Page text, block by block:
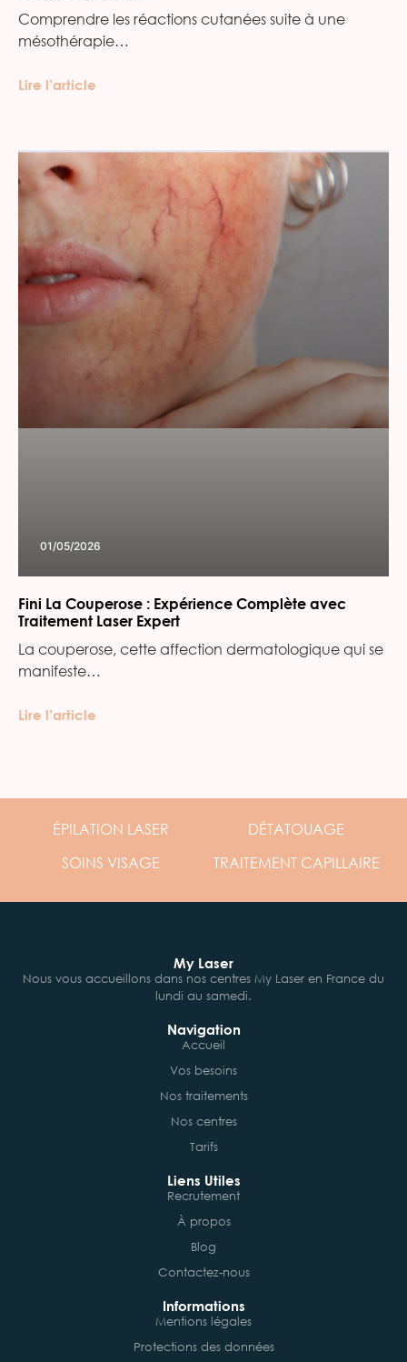
Comprendre les réactions cutanées suite à une
mésothérapie…
Lire l’article
01/05/2026
Fini La Couperose : Expérience Complète avec
Traitement Laser Expert
La couperose, cette affection dermatologique qui se
manifeste…
Lire l’article
ÉPILATION LASER
DÉTATOUAGE
SOINS VISAGE TRAITEMENT CAPILLAIRE
My Laser
Nous vous accueillons dans nos centres My Laser en France du
lundi au samedi.
Navigation
Accueil
Vos besoins
Nos traitements
Nos centres
Tarifs
Liens Utiles
Recrutement
À propos
Blog
Contactez-nous
Informations
Mentions légales
Protections des données